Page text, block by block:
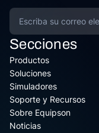
Secciones
Productos
Soluciones
Simuladores
Soporte y Recursos
Sobre Equipson
Noticias